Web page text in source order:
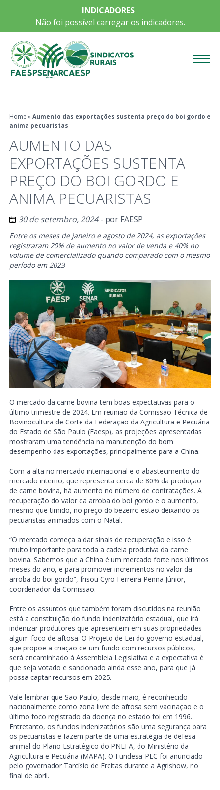
INDICADORES
Não foi possível carregar os indicadores.
Home »Aumento das exportações sustenta preço do boi gordo e
anima pecuaristas
AUMENTO DAS
EXPORTAÇÕES SUSTENTA
PREÇO DO BOI GORDO E
ANIMA PECUARISTAS
30 de setembro, 2024- por FAESP
Entre os meses de janeiro e agosto de 2024, as exportações
registraram 20% de aumento no valor de venda e 40% no
volume de comercializado quando comparado com o mesmo
período em 2023
O mercado da carne bovina tem boas expectativas para o
último trimestre de 2024. Em reunião da Comissão Técnica de
Bovinocultura de Corte da Federação da Agricultura e Pecuária
do Estado de São Paulo (Faesp), as projeções apresentadas
mostraram uma tendência na manutenção do bom
desempenho das exportações, principalmente para a China.
Com a alta no mercado internacional e o abastecimento do
mercado interno, que representa cerca de 80% da produção
de carne bovina, há aumento no número de contratações. A
recuperação do valor da arroba do boi gordo e o aumento,
mesmo que tímido, no preço do bezerro estão deixando os
pecuaristas animados com o Natal.
“O mercado começa a dar sinais de recuperação e isso é
muito importante para toda a cadeia produtiva da carne
bovina. Sabemos que a China é um mercado forte nos últimos
meses do ano, e para promover incrementos no valor da
arroba do boi gordo”, frisou Cyro Ferreira Penna Júnior,
coordenador da Comissão.
Entre os assuntos que também foram discutidos na reunião
está a constituição do fundo indenizatório estadual, que irá
indenizar produtores que apresentem em suas propriedades
algum foco de aftosa. O Projeto de Lei do governo estadual,
que propõe a criação de um fundo com recursos públicos,
será encaminhado à Assembleia Legislativa e a expectativa é
que seja votado e sancionado ainda esse ano, para que já
possa captar recursos em 2025.
Vale lembrar que São Paulo, desde maio, é reconhecido
nacionalmente como zona livre de aftosa sem vacinação e o
último foco registrado da doença no estado foi em 1996.
Entretanto, os fundos indenizatórios são uma segurança para
os pecuaristas e fazem parte de uma estratégia de defesa
animal do Plano Estratégico do PNEFA, do Ministério da
Agricultura e Pecuária (MAPA). O Fundesa-PEC foi anunciado
pelo governador Tarcísio de Freitas durante a Agrishow, no
final de abril.